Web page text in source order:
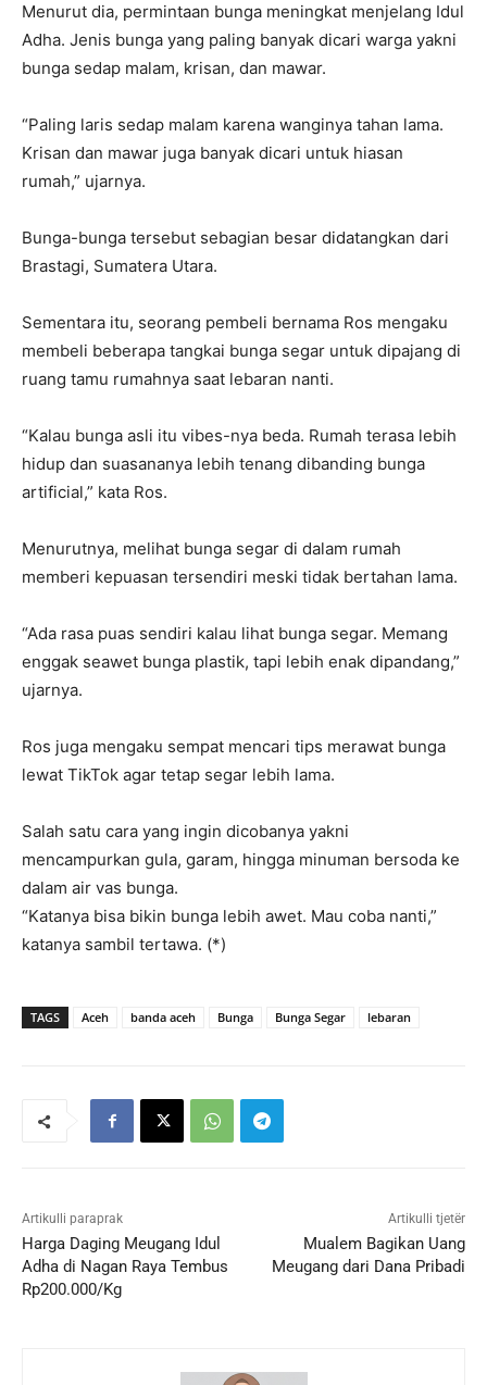
Menurut dia, permintaan bunga meningkat menjelang Idul
Adha. Jenis bunga yang paling banyak dicari warga yakni
bunga sedap malam, krisan, dan mawar.
“Paling laris sedap malam karena wanginya tahan lama.
Krisan dan mawar juga banyak dicari untuk hiasan
rumah,” ujarnya.
Bunga-bunga tersebut sebagian besar didatangkan dari
Brastagi, Sumatera Utara.
Sementara itu, seorang pembeli bernama Ros mengaku
membeli beberapa tangkai bunga segar untuk dipajang di
ruang tamu rumahnya saat lebaran nanti.
“Kalau bunga asli itu vibes-nya beda. Rumah terasa lebih
hidup dan suasananya lebih tenang dibanding bunga
artificial,” kata Ros.
Menurutnya, melihat bunga segar di dalam rumah
memberi kepuasan tersendiri meski tidak bertahan lama.
“Ada rasa puas sendiri kalau lihat bunga segar. Memang
enggak seawet bunga plastik, tapi lebih enak dipandang,”
ujarnya.
Ros juga mengaku sempat mencari tips merawat bunga
lewat TikTok agar tetap segar lebih lama.
Salah satu cara yang ingin dicobanya yakni
mencampurkan gula, garam, hingga minuman bersoda ke
dalam air vas bunga.
“Katanya bisa bikin bunga lebih awet. Mau coba nanti,”
katanya sambil tertawa. (*)
TAGS Aceh banda aceh Bunga Bunga Segar lebaran
Artikulli paraprak
Harga Daging Meugang Idul
Adha di Nagan Raya Tembus
Rp200.000/Kg
Artikulli tjetër
Mualem Bagikan Uang
Meugang dari Dana Pribadi